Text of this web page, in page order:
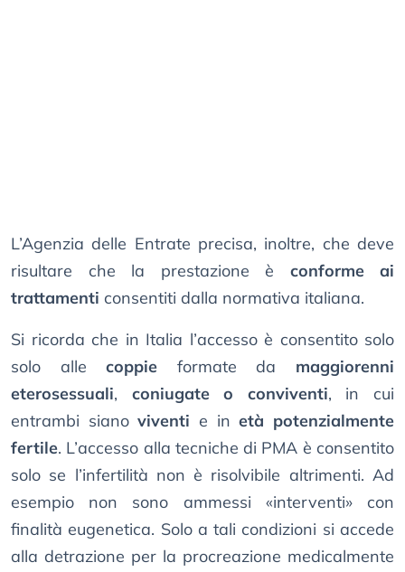
L’Agenzia delle Entrate precisa, inoltre, che deve
risultare che la prestazione è conforme ai
trattamenti consentiti dalla normativa italiana.
Si ricorda che in Italia l’accesso è consentito solo
solo allecoppie formate da maggiorenni
eterosessuali, coniugate o conviventi, in cui
entrambi sianoviventi e inetà potenzialmente
fertile. L’accesso alla tecniche di PMA è consentito
solo se l’infertilità non è risolvibile altrimenti. Ad
esempio non sono ammessi «interventi» con
finalità eugenetica. Solo a tali condizioni si accede
alla detrazione per la procreazione medicalmente